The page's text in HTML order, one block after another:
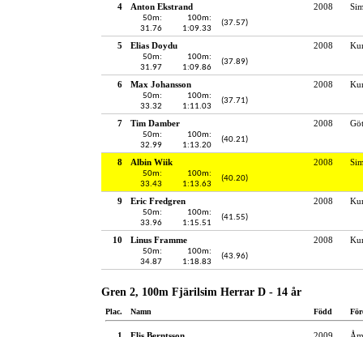
4 Anton Ekstrand 2008
50m:
31.76
100m:
1:09.33
(37.57)
5 Elias Doydu 2008
50m:
31.97
100m:
1:09.86
(37.89)
6 Max Johansson 2008
50m:
33.32
100m:
1:11.03
(37.71)
7 Tim Damber 2008
50m:
32.99
100m:
1:13.20
(40.21)
8 Albin Wiik 2008
50m:
33.43
100m:
1:13.63
(40.20)
9 Eric Fredgren 2008
50m:
33.96
100m:
1:15.51
(41.55)
10 Linus Framme 2008
50m:
34.87
100m:
1:18.83
(43.96)
Gren 2, 100m Fjärilsim Herrar D - 14 år
Plac. Namn Född